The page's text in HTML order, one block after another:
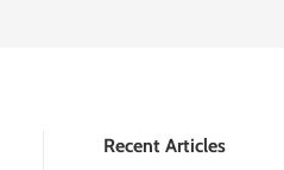
Recent Articles